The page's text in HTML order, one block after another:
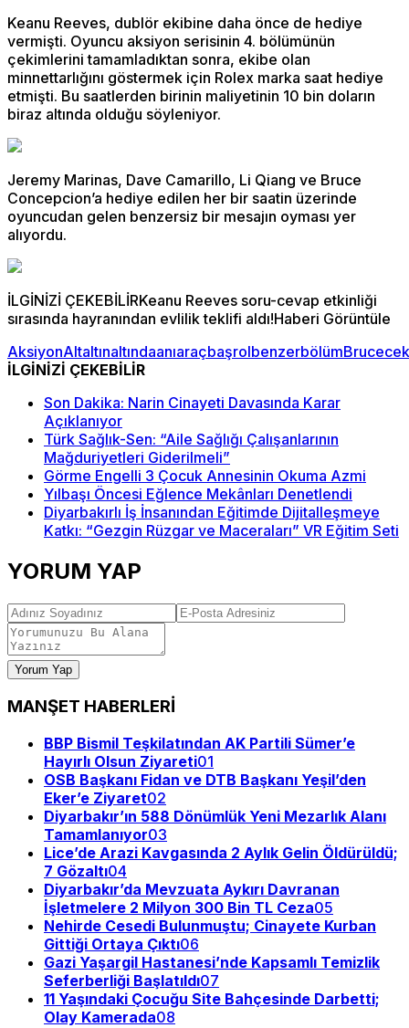
Keanu Reeves, dublör ekibine daha önce de hediye
vermişti. Oyuncu aksiyon serisinin 4. bölümünün
çekimlerini tamamladıktan sonra, ekibe olan
minnettarlığını göstermek için Rolex marka saat hediye
etmişti. Bu saatlerden birinin maliyetinin 10 bin doların
biraz altında olduğu söyleniyor.
Jeremy Marinas, Dave Camarillo, Li Qiang ve Bruce
Concepcion’a hediye edilen her bir saatin üzerinde
oyuncudan gelen benzersiz bir mesajın oyması yer
alıyordu.
İLGİNİZİ ÇEKEBİLİRKeanu Reeves soru-cevap etkinliği
sırasında hayranından evlilik teklifi aldı!Haberi Görüntüle
AksiyonAltaltınaltındaanıaraçbaşrolbenzerbölümBrucecek
İLGİNİZİ ÇEKEBİLİR
Son Dakika: Narin Cinayeti Davasında Karar
Açıklanıyor
Türk Sağlık-Sen: “Aile Sağlığı Çalışanlarının
Mağduriyetleri Giderilmeli”
Görme Engelli 3 Çocuk Annesinin Okuma Azmi
Yılbaşı Öncesi Eğlence Mekânları Denetlendi
Diyarbakırlı İş İnsanından Eğitimde Dijitalleşmeye
Katkı: “Gezgin Rüzgar ve Maceraları” VR Eğitim Seti
YORUM YAP
Yorum Yap
MANŞET HABERLERİ
BBP Bismil Teşkilatından AK Partili Sümer’e
Hayırlı Olsun Ziyareti01
OSB Başkanı Fidan ve DTB Başkanı Yeşil’den
Eker’e Ziyaret02
Diyarbakır’ın 588 Dönümlük Yeni Mezarlık Alanı
Tamamlanıyor03
Lice’de Arazi Kavgasında 2 Aylık Gelin Öldürüldü;
7 Gözaltı04
Diyarbakır’da Mevzuata Aykırı Davranan
İşletmelere 2 Milyon 300 Bin TL Ceza05
Nehirde Cesedi Bulunmuştu; Cinayete Kurban
Gittiği Ortaya Çıktı06
Gazi Yaşargil Hastanesi’nde Kapsamlı Temizlik
Seferberliği Başlatıldı07
11 Yaşındaki Çocuğu Site Bahçesinde Darbetti;
Olay Kamerada08